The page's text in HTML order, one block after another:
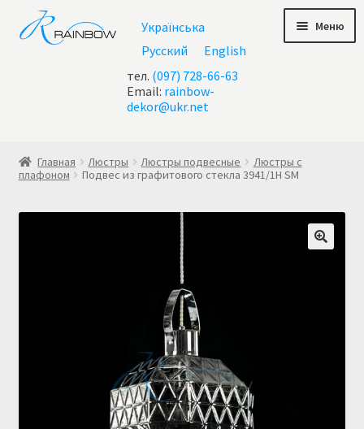
Перейти
к
навигации
Перейти
к
содержимому
Українська
Русский
English
тел. (097) 728-66-63
Email: rainbow-
dekor@ukr.net
Меню
Купить люстру в Украине
Главная Люстры Люстры подвесные
Люстры с
плафоном
Подвес из графитового стекла 3941/1H SM